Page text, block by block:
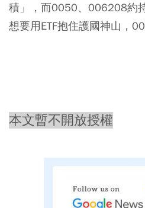
積」，而0050、006208約
想要用ETF抱住護國神山，
本文暫不開放授權